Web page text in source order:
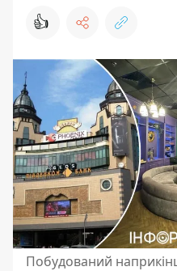
👍
Побудований